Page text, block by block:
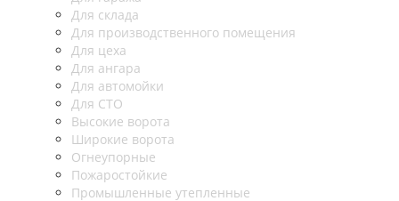
Для склада
Для производственного помещения
Для цеха
Для ангара
Для автомойки
Для СТО
Высокие ворота
Широкие ворота
Огнеупорные
Пожаростойкие
Промышленные утепленные